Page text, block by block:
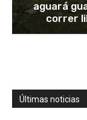
aguará
correr
Últimas noticias